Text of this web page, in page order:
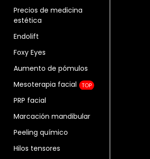
Precios de medicina
estética
Endolift
Foxy Eyes
Aumento de pómulos
Mesoterapia facial
TOP
PRP facial
Marcación mandibular
Peeling químico
Hilos tensores